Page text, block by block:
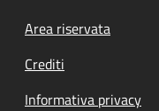
Footer menu
Area riservata
Crediti
Informativa privacy